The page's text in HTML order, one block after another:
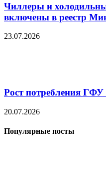
Чиллеры и
включены в реестр
23.07.2026
Рост потребления ГФУ
20.07.2026
Популярные посты